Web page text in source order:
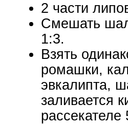
2 части
Смешать
1:3.
Взять
ромашки,
эвкалипта,
заливается
рассекателе